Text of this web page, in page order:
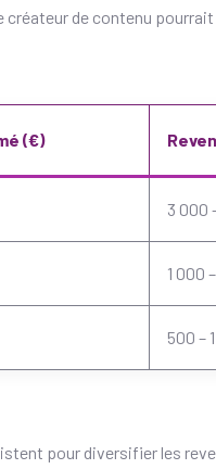
de contenu
(€)
3 000
1 000
500 –
pour diversifier les